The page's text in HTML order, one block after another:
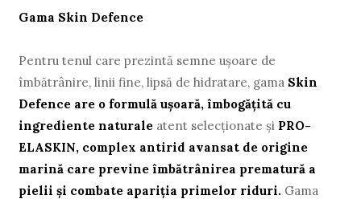
Gama Skin Defence
Pentru tenul care prezintă semne uşoare de
îmbătrânire, linii fine, lipsă de hidratare, gama Skin
Defence are o formulă uşoară, îmbogăţită cu
ingrediente naturale atent selecţionate şi PRO-
ELASKIN, complex antirid avansat de origine
marină care previne îmbătrânirea prematură a
pielii şi combate apariţia primelor riduri. Gama